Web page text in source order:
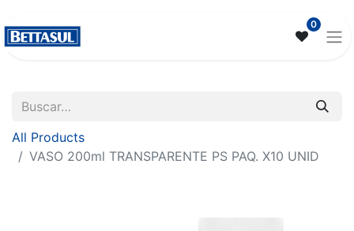
0
All Products
VASO 200ml TRANSPARENTE PS PAQ. X10 UNID